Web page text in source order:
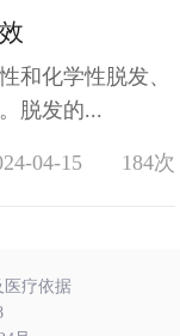
和化学性脱发、
脱发的...
04-15 184次
医疗依据